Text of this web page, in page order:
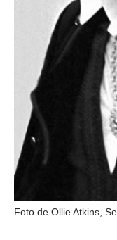
Foto de Ollie Atkins,